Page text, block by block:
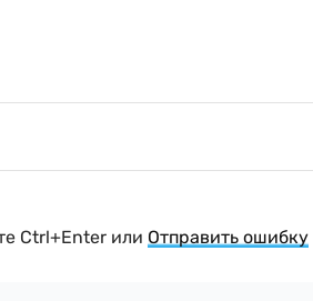
Ctrl+Enter или Отправить ошибку